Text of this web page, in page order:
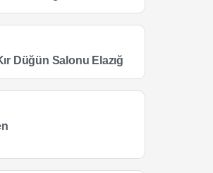
Düğün Salonu Elazığ